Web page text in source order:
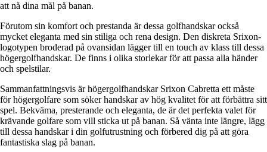
att nå dina mål på banan.
Förutom sin komfort och prestanda är dessa golfhandskar också
mycket eleganta med sin stiliga och rena design. Den diskreta Srixon-
logotypen broderad på ovansidan lägger till en touch av klass till dessa
högergolfhandskar. De finns i olika storlekar för att passa alla händer
och spelstilar.
Sammanfattningsvis är högergolfhandskar Srixon Cabretta ett måste
för högergolfare som söker handskar av hög kvalitet för att förbättra sitt
spel. Bekväma, presterande och eleganta, de är det perfekta valet för
krävande golfare som vill sticka ut på banan. Så vänta inte längre, lägg
till dessa handskar i din golfutrustning och förbered dig på att göra
fantastiska slag på banan.